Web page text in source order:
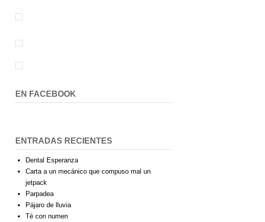
EN FACEBOOK
ENTRADAS RECIENTES
Dental Esperanza
Carta a un mecánico que compuso mal un
jetpack
Parpadea
Pájaro de lluvia
Té con numen